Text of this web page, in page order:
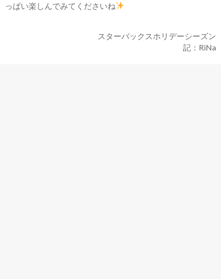
っぱい楽しんでみてくださいね
スターバックスホリデーシーズン
記：RiNa